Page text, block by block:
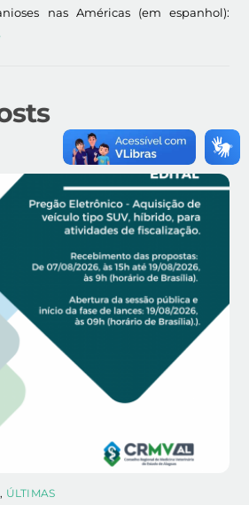
nas Américas (em espanhol):
, ÚLTIMAS